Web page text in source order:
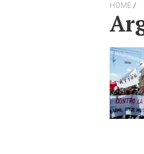
HOME /